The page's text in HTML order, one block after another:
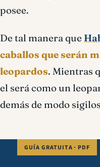
posee.
De tal manera que
caballos que serán
leopardos. Mientras
el será como un
demás de modo
GUÍA GRATUITA · PDF